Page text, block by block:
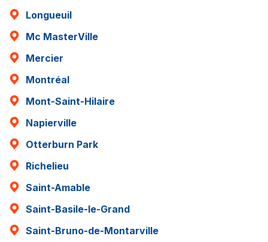
Longueuil
Mc MasterVille
Mercier
Montréal
Mont-Saint-Hilaire
Napierville
Otterburn Park
Richelieu
Saint-Amable
Saint-Basile-le-Grand
Saint-Bruno-de-Montarville